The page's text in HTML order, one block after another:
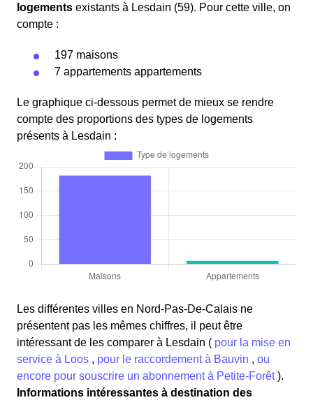
logements existants à Lesdain (59). Pour cette ville, on
compte :
197 maisons
7 appartements appartements
Le graphique ci-dessous permet de mieux se rendre
compte des proportions des types de logements
présents à Lesdain :
Les différentes villes en Nord-Pas-De-Calais ne
présentent pas les mêmes chiffres, il peut être
intéressant de les comparer à Lesdain ( pour la mise en
service à Loos , pour le raccordement à Bauvin , ou
encore pour souscrire un abonnement à Petite-Forêt).
Informations intéressantes à destination des